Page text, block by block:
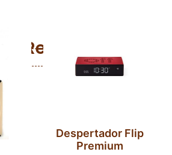
Relacionados
Despertador Flip
Premium